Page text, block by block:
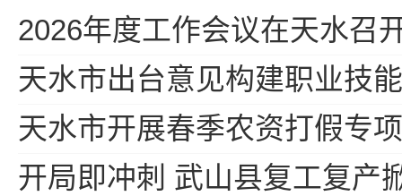
2026年度工作会议在天水召
天水市出台意见构建职业技
天水市开展春季农资打假专
开局即冲刺 武山县复工复产